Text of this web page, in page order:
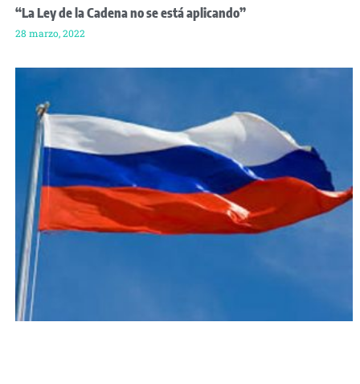
“La Ley de la Cadena no se está aplicando”
28 marzo, 2022